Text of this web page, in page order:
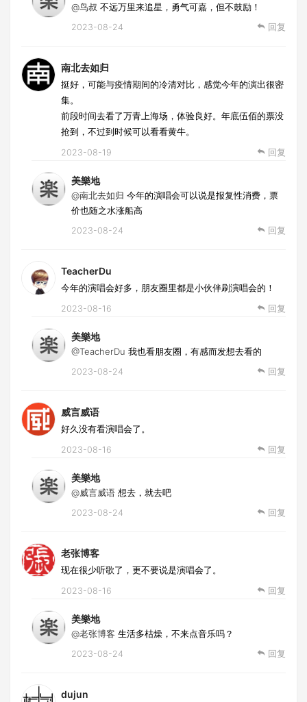
@鸟叔 不远万里来追星，勇气可嘉，但不鼓励！
2023-08-24 回复
南北去如归
挺好，可能与疫情期间的冷清对比，感觉今年的演出很密
集。
前段时间去看了万青上海场，体验良好。年底伍佰的票没
抢到，不过到时候可以看看黄牛。
2023-08-19 回复
美樂地
@南北去如归 今年的演唱会可以说是报复性消费，票
价也随之水涨船高
2023-08-24 回复
TeacherDu
今年的演唱会好多，朋友圈里都是小伙伴刷演唱会的！
2023-08-16 回复
美樂地
@TeacherDu 我也看朋友圈，有感而发想去看的
2023-08-24 回复
威言威语
好久没有看演唱会了。
2023-08-16 回复
美樂地
@威言威语 想去，就去吧
2023-08-24 回复
老张博客
现在很少听歌了，更不要说是演唱会了。
2023-08-16 回复
美樂地
@老张博客 生活多枯燥，不来点音乐吗？
2023-08-24 回复
dujun